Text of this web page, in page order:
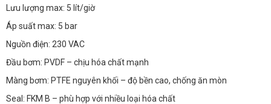
Lưu lượng max: 5 lít/giờ
Áp suất max: 5 bar
Nguồn điện: 230 VAC
Đầu bơm: PVDF – chịu hóa chất mạnh
Màng bơm: PTFE nguyên khối – độ bền cao, chống ăn mòn
Seal: FKM B – phù hợp với nhiều loại hóa chất